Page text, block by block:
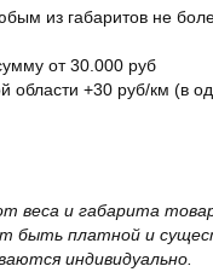
из габаритов не
от 30.000 руб
области +30 руб/км (в
веса и габарита
быть платной и
индивидуально.